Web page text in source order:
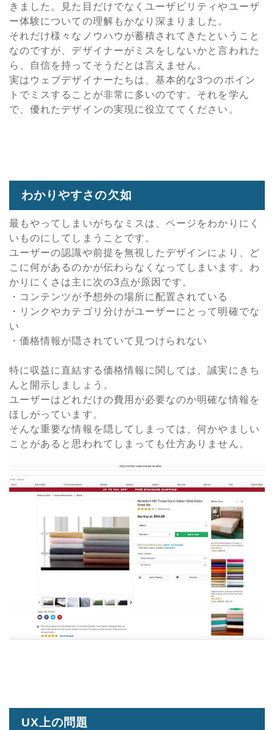
きました。見た目だけでなくユーザビリティやユーザ
ー体験についての理解もかなり深まりました。
それだけ様々なノウハウが蓄積されてきたということ
なのですが、デザイナーがミスをしないかと言われた
ら、自信を持ってそうだとは言えません。
実はウェブデザイナーたちは、基本的な3つのポイン
トでミスすることが非常に多いのです。それを学ん
で、優れたデザインの実現に役立ててください。
わかりやすさの欠如
最もやってしまいがちなミスは、ページをわかりにく
いものにしてしまうことです。
ユーザーの認識や前提を無視したデザインにより、ど
こに何があるのかが伝わらなくなってしまいます。わ
かりにくさは主に次の3点が原因です。
・コンテンツが予想外の場所に配置されている
・リンクやカテゴリ分けがユーザーにとって明確でな
い
・価格情報が隠されていて見つけられない
特に収益に直結する価格情報に関しては、誠実にきち
んと開示しましょう。
ユーザーはどれだけの費用が必要なのか明確な情報を
ほしがっています。
そんな重要な情報を隠してしまっては、何かやましい
ことがあると思われてしまっても仕方ありません。
UX上の問題